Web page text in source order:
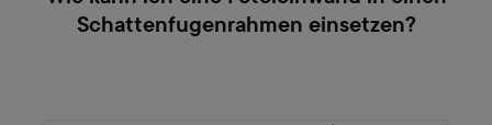
Schattenfugenrahmen einsetzen?